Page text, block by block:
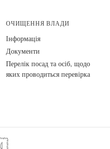
ОЧИЩЕННЯ ВЛАДИ
Інформація
Документи
Перелік посад та осіб, щодо
яких проводиться перевірка